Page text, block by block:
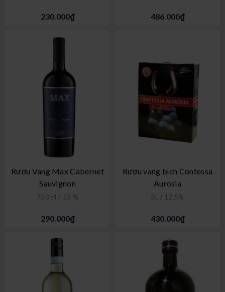
230.000₫ 486.000₫
Rượu Vang Max Cabernet
Sauvignon
750ml / 13 %
290.000₫
Rượu vang bịch Contessa
Aurosia
3L / 12,5%
430.000₫